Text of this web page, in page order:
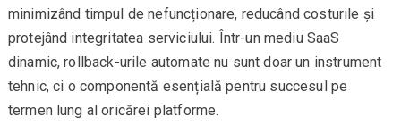
minimizând timpul de nefuncționare, reducând costurile și
protejând integritatea serviciului. Într-un mediu SaaS
dinamic, rollback-urile automate nu sunt doar un instrument
tehnic, ci o componentă esențială pentru succesul pe
termen lung al oricărei platforme.